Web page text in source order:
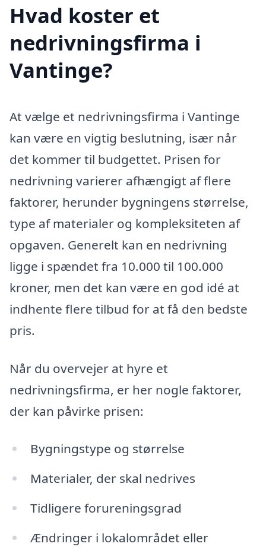
Hvad koster et
nedrivningsfirma i
Vantinge?
At vælge et nedrivningsfirma i Vantinge
kan være en vigtig beslutning, især når
det kommer til budgettet. Prisen for
nedrivning varierer afhængigt af flere
faktorer, herunder bygningens størrelse,
type af materialer og kompleksiteten af
opgaven. Generelt kan en nedrivning
ligge i spændet fra 10.000 til 100.000
kroner, men det kan være en god idé at
indhente flere tilbud for at få den bedste
pris.
Når du overvejer at hyre et
nedrivningsfirma, er her nogle faktorer,
der kan påvirke prisen:
Bygningstype og størrelse
Materialer, der skal nedrives
Tidligere forureningsgrad
Ændringer i lokalområdet eller